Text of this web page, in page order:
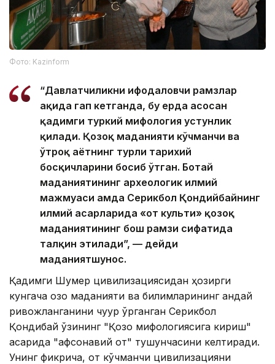
Фото: Kazinform
“Давлатчиликни ифодаловчи рамзлар
ҳақида гап кетганда, бу ерда асосан
қадимги туркий мифология устунлик
қилади. Қозоқ маданияти кўчманчи ва
ўтроқ ҳаётнинг турли тарихий
босқичларини босиб ўтган. Ботай
маданиятининг археологик илмий
мажмуаси ҳамда Серикбол Қондийбайнинг
илмий асарларида «от культи» қозоқ
маданиятининг бош рамзи сифатида
талқин этилади”, — дейди
маданиятшунос.
Қадимги Шумер цивилизациясидан ҳозирги
кунгача қозоқ маданияти ва билимларининг қандай
ривожланганини чуқур ўрганган Серикбол
Қондибай ўзининг "Қозоқ мифологиясига кириш"
асарида "афсонавий от" тушунчасини келтиради.
Унинг фикрича, от кўчманчи цивилизацияни